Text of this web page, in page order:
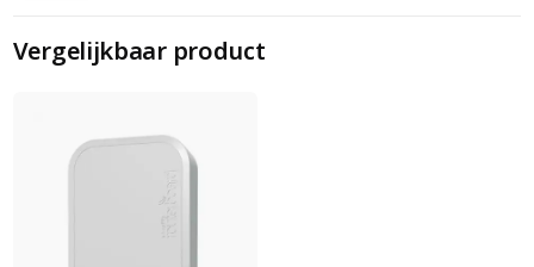
Vergelijkbaar product